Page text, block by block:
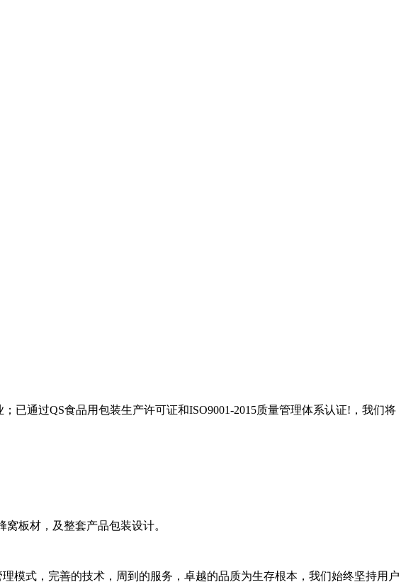
已通过QS食品用包装生产许可证和ISO9001-2015质量管理体系认证!，我们将
板材，及整套产品包装设计。
模式，完善的技术，周到的服务，卓越的品质为生存根本，我们始终坚持用户